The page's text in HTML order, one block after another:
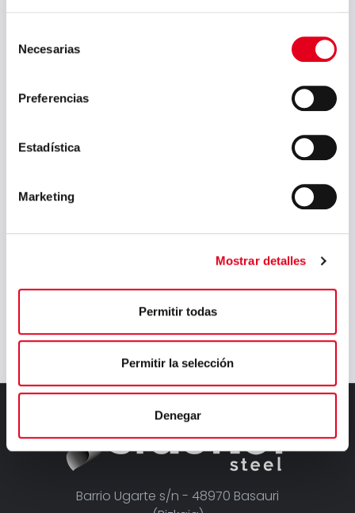
Necesarias
Preferencias
Estadística
Marketing
Mostrar detalles
Permitir todas
Permitir la selección
Denegar
Barrio Ugarte s/n - 48970 Basauri